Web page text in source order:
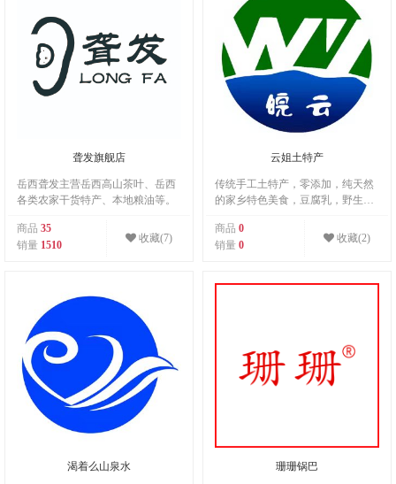
聋发旗舰店
岳西聋发主营岳西高山茶叶、岳西
各类农家干货特产、本地粮油等。
商品 35
销量 1510
收藏(7)
云姐土特产
传统手工土特产，零添加，纯天然
的家乡特色美食，豆腐乳，野生葛
豆粑，猪血丸子！
商品 0
销量 0
收藏(2)
渴着么山泉水 珊珊锅巴